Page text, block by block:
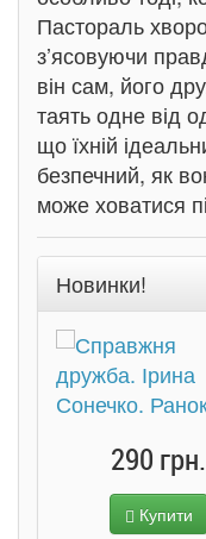
Пастораль
з’ясовуючи
він сам, його
таять одне від
що їхній
безпечний, як
може ховатися
Новинки!
290 грн.
Купити